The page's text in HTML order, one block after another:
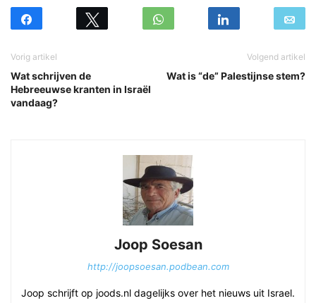
Vorig artikel
Wat schrijven de
Hebreeuwse kranten in Israël
vandaag?
Volgend artikel
Wat is “de” Palestijnse stem?
Joop Soesan
http://joopsoesan.podbean.com
Joop schrijft op joods.nl dagelijks over het nieuws uit Israel.